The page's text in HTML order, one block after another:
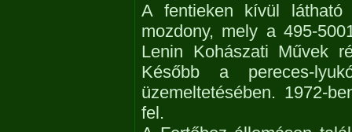
A fentieken kívül látható
mozdony, mely a 495-
Lenin Kohászati Művek
Később a pereces-
üzemeltetésében. 1972-
fel.